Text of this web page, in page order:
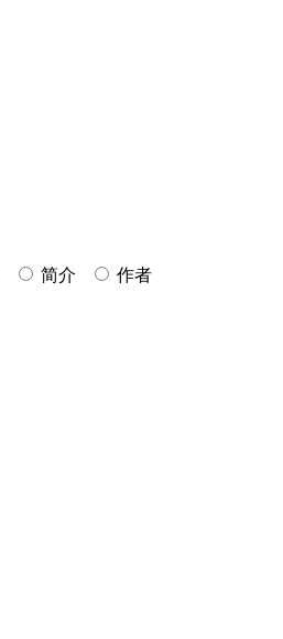
简介
作者